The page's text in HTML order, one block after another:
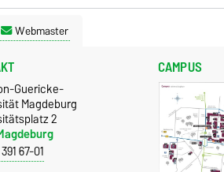
Webmaster
Guericke-
Magdeburg
2
67-01
CAMPUS